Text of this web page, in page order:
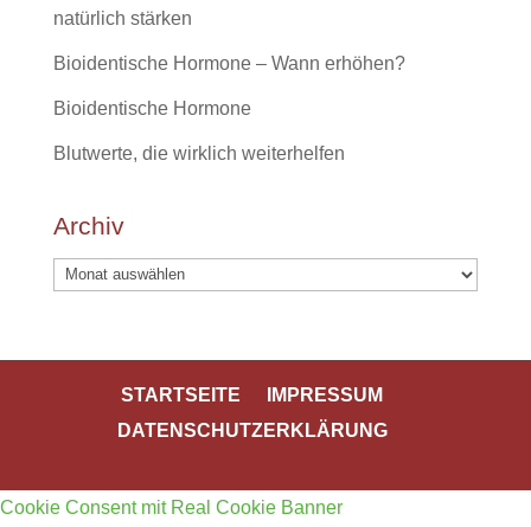
natürlich stärken
Bioidentische Hormone – Wann erhöhen?
Bioidentische Hormone
Blutwerte, die wirklich weiterhelfen
Archiv
Archiv
STARTSEITE
IMPRESSUM
DATENSCHUTZERKLÄRUNG
Cookie Consent mit Real Cookie Banner